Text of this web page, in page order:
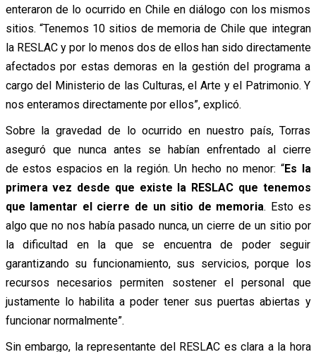
enteraron de lo ocurrido en Chile en diálogo con los mismos
sitios. “Tenemos 10 sitios de memoria de Chile que integran
la RESLAC y por lo menos dos de ellos han sido directamente
afectados por estas demoras en la gestión del programa a
cargo del Ministerio de las Culturas, el Arte y el Patrimonio. Y
nos enteramos directamente por ellos”, explicó.
Sobre la gravedad de lo ocurrido en nuestro país, Torras
aseguró que nunca antes se habían enfrentado al cierre
de estos espacios en la región. Un hecho no menor: “Es la
primera vez desde que existe la RESLAC que tenemos
que lamentar el cierre de un sitio de memoria. Esto es
algo que no nos había pasado nunca, un cierre de un sitio por
la dificultad en la que se encuentra de poder seguir
garantizando su funcionamiento, sus servicios, porque los
recursos necesarios permiten sostener el personal que
justamente lo habilita a poder tener sus puertas abiertas y
funcionar normalmente”.
Sin embargo, la representante del RESLAC es clara a la hora